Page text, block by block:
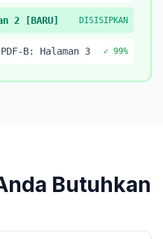
2 [BARU] DISISIPKAN
PDF-B: Halaman 3 ✓ 99%
Butuhkan